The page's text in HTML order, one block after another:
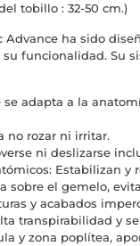
tobillo : 32-50 cm.)
Advance ha sido
funcionalidad. Su
adapta a la
no rozar ni irritar.
ni deslizarse
Estabilizan
sobre el gemelo,
y acabados
transpirabilidad y
y zona poplítea,